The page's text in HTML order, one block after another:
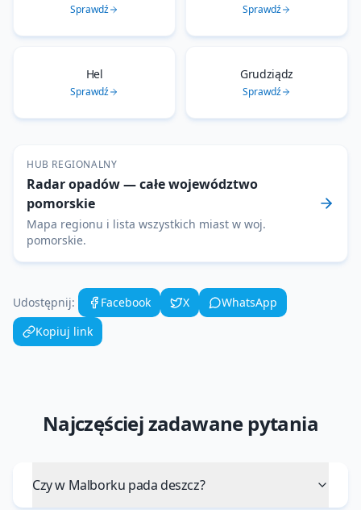
Sprawdź Sprawdź
Hel
Sprawdź
Grudziądz
Sprawdź
HUB REGIONALNY
Radar opadów— całe województwo
pomorskie
Mapa regionu i lista wszystkich miast w woj.
pomorskie.
Udostępnij: Facebook X
WhatsApp
Kopiuj link
Najczęściej zadawane pytania
Czy w Malborku pada deszcz?